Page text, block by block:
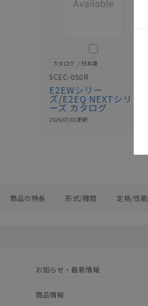
このカタログを選択
カタログ 日本語
SCEC-050R
E2EWシリー
ズ/E2EQ NEXTシリ
ーズ カタログ
2026/07/01更新
商品の特長 形式/種類 定格/性能
お知らせ・最新情報
商品情報